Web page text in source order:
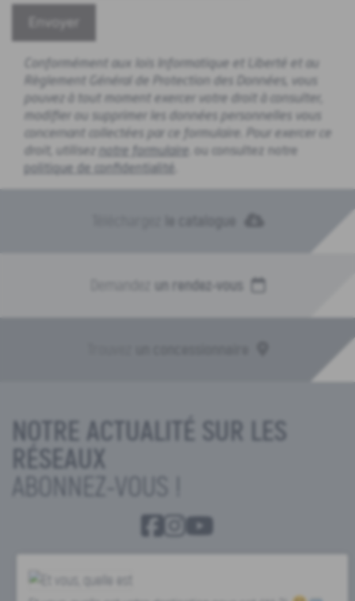
Conformément aux lois Informatique et Liberté et au
Règlement Général de Protection des Données, vous
pouvez à tout moment exercer votre droit à consulter,
modifier ou supprimer les données personnelles vous
concernant collectées par ce formulaire. Pour exercer ce
droit, utilisez notre formulaire ou consultez notre
politique de confidentialité
un rendez-vous
NOTRE ACTUALITÉ SUR LES
RÉSEAUX
ABONNEZ-VOUS !